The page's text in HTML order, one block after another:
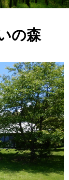
の森